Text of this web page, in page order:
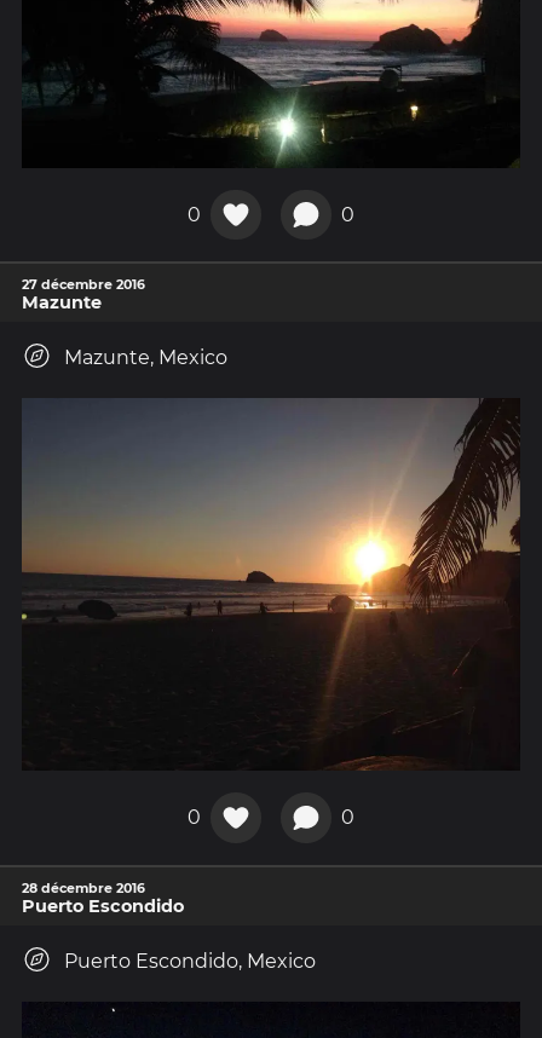
0 0
27 décembre 2016
Mazunte
Mazunte, Mexico
0 0
28 décembre 2016
Puerto Escondido
Puerto Escondido, Mexico